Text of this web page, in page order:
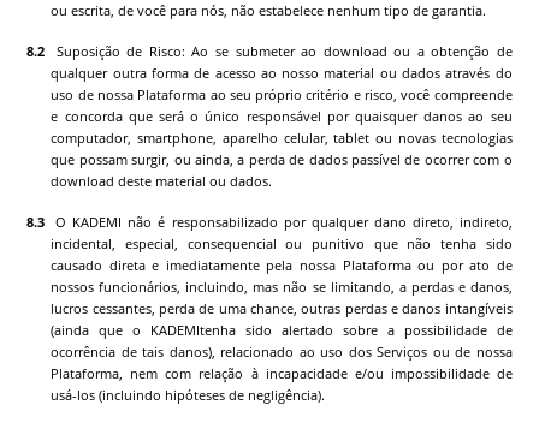
ou escrita, de você para nós, não estabelece nenhum tipo de garantia.
Suposição de Risco: Ao se submeter ao download ou a obtenção de
qualquer outra forma de acesso ao nosso material ou dados através do
uso de nossa Plataforma ao seu próprio critério e risco, você compreende
e concorda que será o único responsável por quaisquer danos ao seu
computador, smartphone, aparelho celular, tablet ou novas tecnologias
que possam surgir, ou ainda, a perda de dados passível de ocorrer com o
download deste material ou dados.
O KADEMI não é responsabilizado por qualquer dano direto, indireto,
incidental, especial, consequencial ou punitivo que não tenha sido
causado direta e imediatamente pela nossa Plataforma ou por ato de
nossos funcionários, incluindo, mas não se limitando, a perdas e danos,
lucros cessantes, perda de uma chance, outras perdas e danos intangíveis
(ainda que o KADEMItenha sido alertado sobre a possibilidade de
ocorrência de tais danos), relacionado ao uso dos Serviços ou de nossa
Plataforma, nem com relação à incapacidade e/ou impossibilidade de
usá-los (incluindo hipóteses de negligência).